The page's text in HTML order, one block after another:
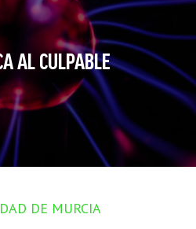
AL CULPABLE
DE MURCIA